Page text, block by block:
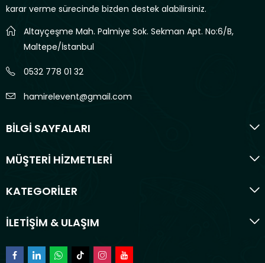
karar verme sürecinde bizden destek alabilirsiniz.
Altayçeşme Mah. Palmiye Sok. Sekman Apt. No:6/B,
Maltepe/İstanbul
0532 778 01 32
hamirelevent@gmail.com
BİLGİ SAYFALARI
MÜŞTERİ HİZMETLERİ
KATEGORİLER
İLETİŞİM & ULAŞIM